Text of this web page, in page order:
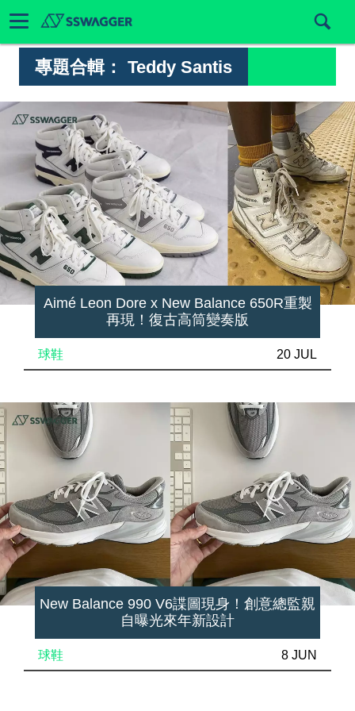
專題合輯： Teddy Santis
Aimé Leon Dore x New Balance 650R重製
再現！復古高筒變奏版
球鞋 20 JUL
New Balance 990 V6諜圖現身！創意總監親
自曝光來年新設計
球鞋 8 JUN